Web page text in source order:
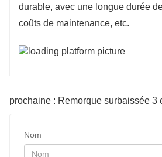
durable, avec une longue durée
coûts de maintenance, etc.
prochaine : Remorque surbaissée 3
Nom